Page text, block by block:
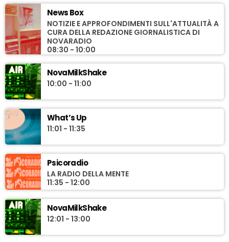
News Box
NOTIZIE E APPROFONDIMENTI SULL'ATTUALITÀ A
CURA DELLA REDAZIONE GIORNALISTICA DI
NOVARADIO
08:30 - 10:00
NovaMilkShake
10:00 - 11:00
What’s Up
11:01 - 11:35
Psicoradio
LA RADIO DELLA MENTE
11:35 - 12:00
NovaMilkShake
12:01 - 13:00